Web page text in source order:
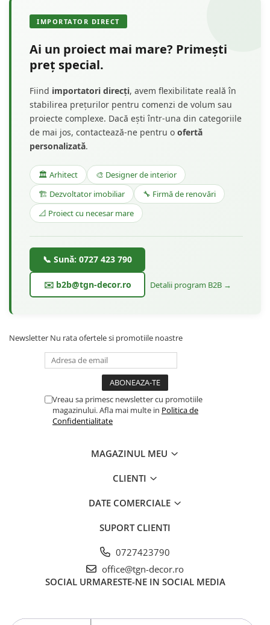
IMPORTATOR DIRECT
Ai un proiect mai mare? Primești
preț special.
Fiind importatori direcți, avem flexibilitate reală în
stabilirea prețurilor pentru comenzi de volum sau
proiecte complexe. Dacă ești într-una din categoriile
de mai jos, contactează-ne pentru o ofertă
personalizată.
🏛️ Arhitect
🎨 Designer de interior
🏗️ Dezvoltator imobiliar
🔧 Firmă de renovări
📐 Proiect cu necesar mare
📞 Sună: 0727 423 790
✉️ b2b@tgn-decor.ro Detalii program B2B →
Newsletter Nu rata ofertele si promotiile noastre
Vreau sa primesc newsletter cu promotiile
magazinului. Afla mai multe in Politica de
Confidentialitate
MAGAZINUL MEU
CLIENTI
DATE COMERCIALE
SUPORT CLIENTI
0727423790
office@tgn-decor.ro
SOCIAL URMARESTE-NE IN SOCIAL MEDIA